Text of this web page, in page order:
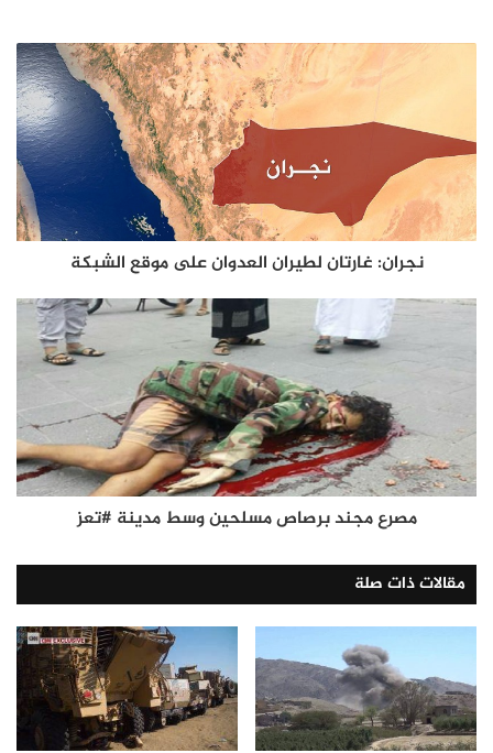
نجران: غارتان لطيران العدوان على موقع الشبكة
مصرع مجند برصاص مسلحين وسط مدينة #تعز
مقالات ذات صلة